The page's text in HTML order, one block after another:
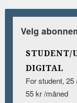
Velg
STUDENT/
DIGITAL
For student, 25
55 kr /måned